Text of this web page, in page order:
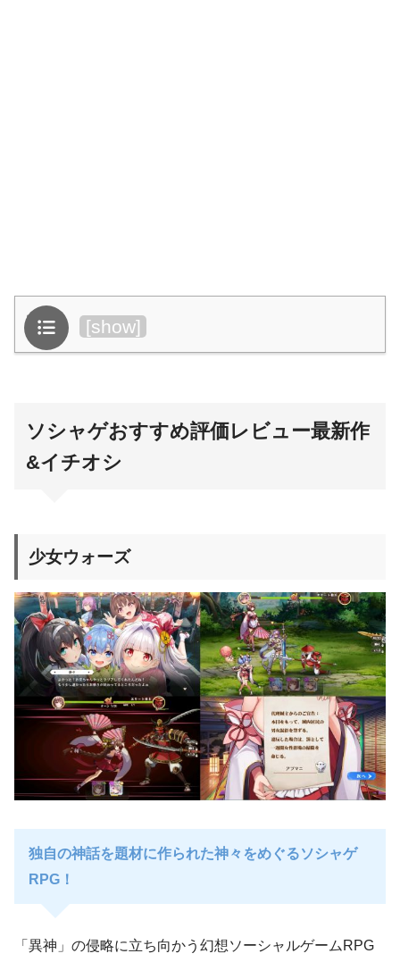
目次 [show]
ソシャゲおすすめ評価レビュー最新作
&イチオシ
少女ウォーズ
独自の神話を題材に作られた神々をめぐるソシャゲ
RPG！
「異神」の侵略に立ち向かう幻想ソーシャルゲームRPG